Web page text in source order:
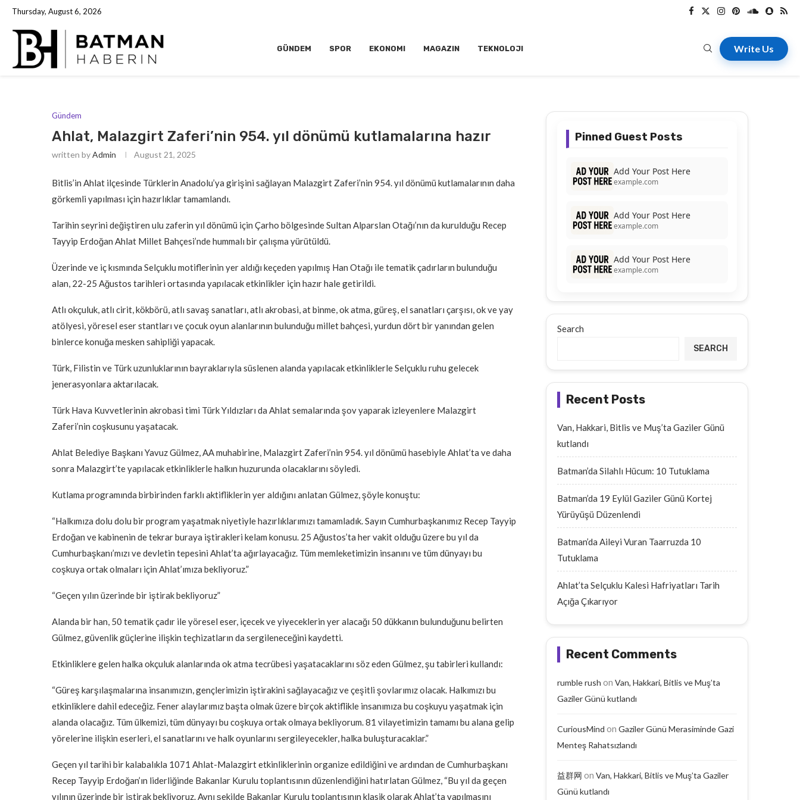
Thursday, August 6, 2026
GÜNDEM SPOR EKONOMI MAGAZIN TEKNOLOJI Write Us
Gündem
Ahlat, Malazgirt Zaferi’nin 954. yıl dönümü kutlamalarına hazır
written byAdmin August 21, 2025
Bitlis’in Ahlat ilçesinde Türklerin Anadolu’ya girişini sağlayan Malazgirt Zaferi’nin 954. yıl dönümü kutlamalarının daha
görkemli yapılması için hazırlıklar tamamlandı.
Tarihin seyrini değiştiren ulu zaferin yıl dönümü için Çarho bölgesinde Sultan Alparslan Otağı’nın da kurulduğu Recep
Tayyip Erdoğan Ahlat Millet Bahçesi’nde hummalı bir çalışma yürütüldü.
Üzerinde ve iç kısmında Selçuklu motiflerinin yer aldığı keçeden yapılmış Han Otağı ile tematik çadırların bulunduğu
alan, 22-25 Ağustos tarihleri ortasında yapılacak etkinlikler için hazır hale getirildi.
Atlı okçuluk, atlı cirit, kökbörü, atlı savaş sanatları, atlı akrobasi, at binme, ok atma, güreş, el sanatları çarşısı, ok ve yay
atölyesi, yöresel eser stantları ve çocuk oyun alanlarının bulunduğu millet bahçesi, yurdun dört bir yanından gelen
binlerce konuğa mesken sahipliği yapacak.
Türk, Filistin ve Türk uzunluklarının bayraklarıyla süslenen alanda yapılacak etkinliklerle Selçuklu ruhu gelecek
jenerasyonlara aktarılacak.
Türk Hava Kuvvetlerinin akrobasi timi Türk Yıldızları da Ahlat semalarında şov yaparak izleyenlere Malazgirt
Zaferi’nin coşkusunu yaşatacak.
Ahlat Belediye Başkanı Yavuz Gülmez, AA muhabirine, Malazgirt Zaferi’nin 954. yıl dönümü hasebiyle Ahlat’ta ve daha
sonra Malazgirt’te yapılacak etkinliklerle halkın huzurunda olacaklarını söyledi.
Kutlama programında birbirinden farklı aktifliklerin yer aldığını anlatan Gülmez, şöyle konuştu:
“Halkımıza dolu dolu bir program yaşatmak niyetiyle hazırlıklarımızı tamamladık. Sayın Cumhurbaşkanımız Recep Tayyip
Erdoğan ve kabinenin de tekrar buraya iştirakleri kelam konusu. 25 Ağustos’ta her vakit olduğu üzere bu yıl da
Cumhurbaşkanı’mızı ve devletin tepesini Ahlat’ta ağırlayacağız. Tüm memleketimizin insanını ve tüm dünyayı bu
coşkuya ortak olmaları için Ahlat’ımıza bekliyoruz.”
“Geçen yılın üzerinde bir iştirak bekliyoruz”
Alanda bir han, 50 tematik çadır ile yöresel eser, içecek ve yiyeceklerin yer alacağı 50 dükkanın bulunduğunu belirten
Gülmez, güvenlik güçlerine ilişkin teçhizatların da sergileneceğini kaydetti.
Etkinliklere gelen halka okçuluk alanlarında ok atma tecrübesi yaşatacaklarını söz eden Gülmez, şu tabirleri kullandı:
“Güreş karşılaşmalarına insanımızın, gençlerimizin iştirakini sağlayacağız ve çeşitli şovlarımız olacak. Halkımızı bu
etkinliklere dahil edeceğiz. Fener alaylarımız başta olmak üzere birçok aktiflikle insanımıza bu coşkuyu yaşatmak için
alanda olacağız. Tüm ülkemizi, tüm dünyayı bu coşkuya ortak olmaya bekliyorum. 81 vilayetimizin tamamı bu alana gelip
yörelerine ilişkin eserleri, el sanatlarını ve halk oyunlarını sergileyecekler, halka buluşturacaklar.”
Geçen yıl tarihi bir kalabalıkla 1071 Ahlat-Malazgirt etkinliklerinin organize edildiğini ve ardından de Cumhurbaşkanı
Recep Tayyip Erdoğan’ın liderliğinde Bakanlar Kurulu toplantısının düzenlendiğini hatırlatan Gülmez, “Bu yıl da geçen
yılının üzerinde bir iştirak bekliyoruz. Aynı şekilde Bakanlar Kurulu toplantısının klasik olarak Ahlat’ta yapılmasını
Pinned Guest Posts
Add Your Post Here
example.com
Add Your Post Here
example.com
Add Your Post Here
example.com
Search
SEARCH
Recent Posts
Van, Hakkari, Bitlis ve Muş’ta Gaziler Günü
kutlandı
Batman’da Silahlı Hücum: 10 Tutuklama
Batman’da 19 Eylül Gaziler Günü Kortej
Yürüyüşü Düzenlendi
Batman’da Aileyi Vuran Taarruzda 10
Tutuklama
Ahlat’ta Selçuklu Kalesi Hafriyatları Tarih
Açığa Çıkarıyor
Recent Comments
rumble rush on Van, Hakkari, Bitlis ve Muş’ta
Gaziler Günü kutlandı
CuriousMind on Gaziler Günü Merasiminde Gazi
Menteş Rahatsızlandı
益群网 on Van, Hakkari, Bitlis ve Muş’ta Gaziler
Günü kutlandı